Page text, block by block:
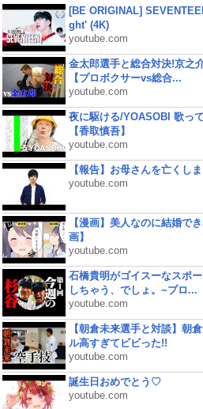
[BE ORIGINAL]
ght' (4K)
youtube.com
金太郎選手と総合対決!京之
【プロボクサーvs総合...
youtube.com
夜に駆ける/YOASOBI 歌っ
【香取慎吾】
youtube.com
【報告】お母さんを亡くしま
youtube.com
【漫画】美人なのに結婚で
画】
youtube.com
石橋貴明がゴイスーなスポ
しちゃう、でしょ。~プロ...
youtube.com
【朝倉未来選手と対談】朝
ル高すぎてビビった!!
youtube.com
誕生日おめでとう♡
youtube.com